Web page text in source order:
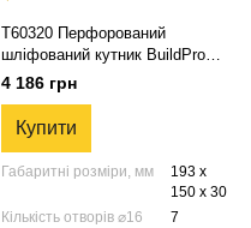
T60320 Перфорований
шліфований кутник BuildPro
для зварювального стола
системи d16 мм
4 186 грн
Купити
Габаритні розміри, мм
193 х
150 х 30
Кількість отворів ⌀16
7